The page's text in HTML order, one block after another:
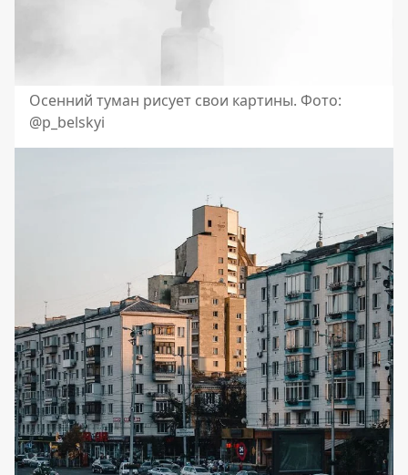
Осенний туман рисует свои картины. Фото:
@p_belskyi